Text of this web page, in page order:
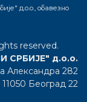
д.о.о., обавезно
rights reserved.
СРБИЈЕ" д.о.о.
Александра 282
Београд 22